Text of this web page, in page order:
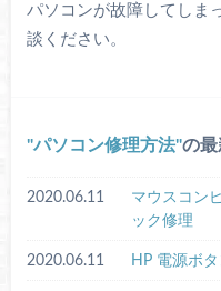
パソコンが故障してしま
談ください。
パソコン修理方法 の
2020.06.11
マウスコン
ック修理
2020.06.11 HP 電源ボ